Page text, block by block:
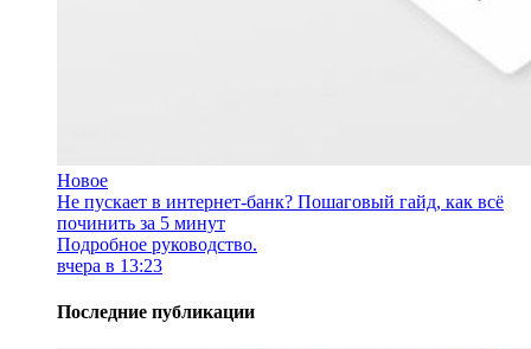
Новое
Не пускает в интернет-банк? Пошаговый гайд, как всё
починить за 5 минут
Подробное руководство.
вчера в 13:23
Последние публикации